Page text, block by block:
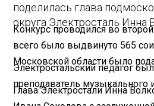
поделилась глава
округа Электросталь Инна
Конкурс проводился во
всего было выдвинуто 565
Московской области было
Электростальский педагог
преподаватель музыкального
Глава Электростали Инна